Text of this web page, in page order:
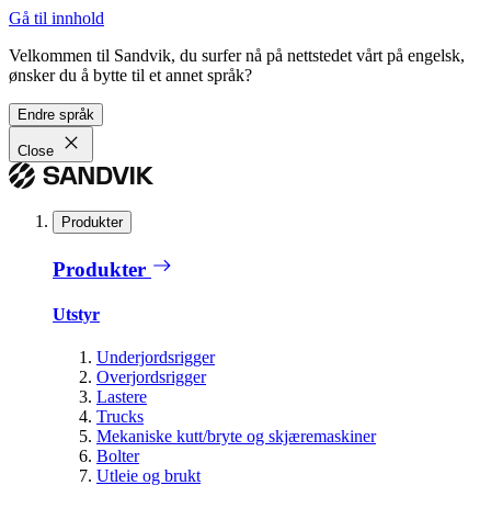
Gå til innhold
Velkommen til Sandvik, du surfer nå på nettstedet vårt på engelsk,
ønsker du å bytte til et annet språk?
Endre språk
Close
Produkter
Produkter
Utstyr
Underjordsrigger
Overjordsrigger
Lastere
Trucks
Mekaniske kutt/bryte og skjæremaskiner
Bolter
Utleie og brukt